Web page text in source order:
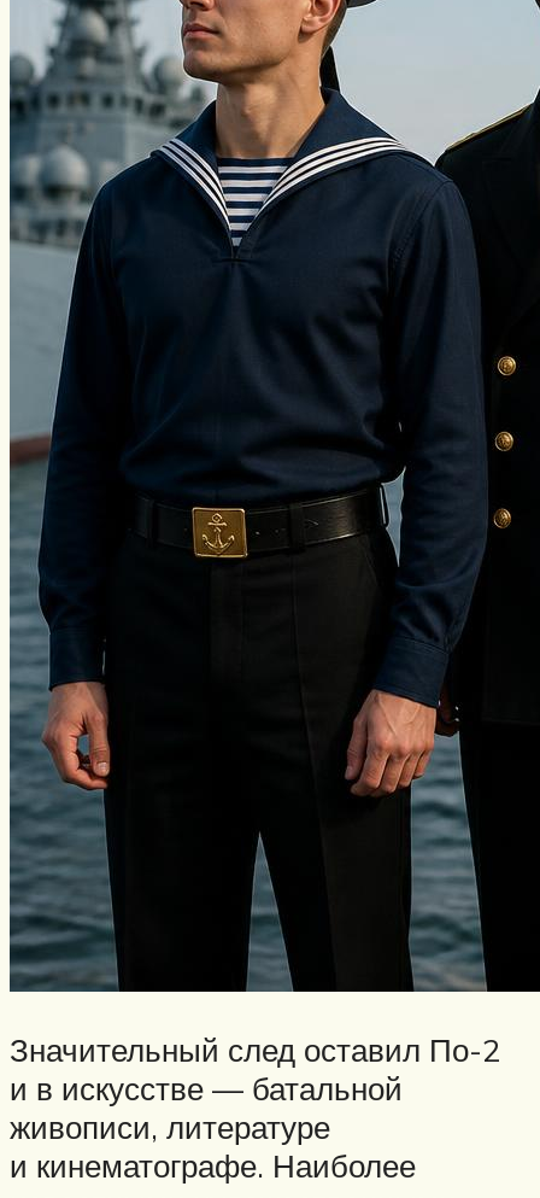
Значительный след оставил По-2
и в искусстве — батальной
живописи, литературе
и кинематографе. Наиболее